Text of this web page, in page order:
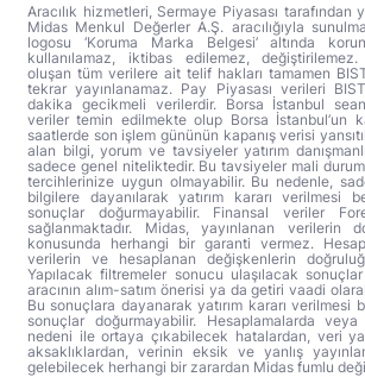
Aracılık hizmetleri, Sermaye Piyasası tarafından
Midas Menkul Değerler A.Ş. aracılığıyla
logosu ‘Koruma Marka Belgesi’ altında
kullanılamaz, iktibas edilemez, değiştirilemez.
oluşan tüm verilere ait telif hakları tamamen
tekrar yayınlanamaz. Pay Piyasası verileri
dakika gecikmeli verilerdir. Borsa İstanbul
veriler temin edilmekte olup Borsa İstanbul’un
saatlerde son işlem gününün kapanış verisi
alan bilgi, yorum ve tavsiyeler yatırım
sadece genel niteliktedir. Bu tavsiyeler mali
tercihlerinize uygun olmayabilir. Bu nedenle,
bilgilere dayanılarak yatırım kararı verilmesi
sonuçlar doğurmayabilir. Finansal veriler
sağlanmaktadır. Midas, yayınlanan verilerin
konusunda herhangi bir garanti vermez.
verilerin ve hesaplanan değişkenlerin
Yapılacak filtremeler sonucu ulaşılacak
aracının alım-satım önerisi ya da getiri vaadi
Bu sonuçlara dayanarak yatırım kararı verilmesi
sonuçlar doğurmayabilir. Hesaplamalarda veya
nedeni ile ortaya çıkabilecek hatalardan, veri
aksaklıklardan, verinin eksik ve yanlış
gelebilecek herhangi bir zarardan Midas fumlu